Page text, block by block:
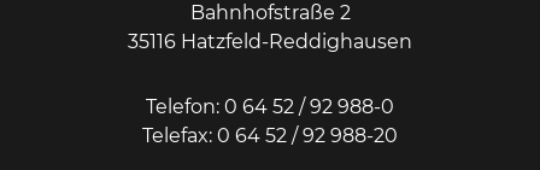
Bahnhofstraße 2
35116 Hatzfeld-Reddighausen
Telefon: 0 64 52 / 92 988-0
Telefax: 0 64 52 / 92 988-20